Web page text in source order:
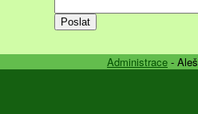
Administrace -